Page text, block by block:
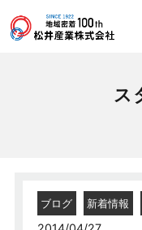
ス
ブログ 新着情報